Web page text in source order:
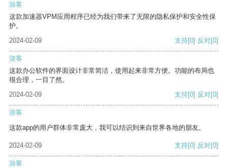
游客
这款加速器VPM应用程序已经为我们带来了无限的隐私保护和安全性保
护。
2024-02-09
支持[0] 反对[0]
游客
这款办公软件的界面设计非常简洁，使用起来非常方便。功能的布局也
很合理，一目了然。
2024-02-09
支持[0] 反对[0]
游客
这款app的用户群体非常庞大，我可以结识到来自世界各地的朋友。
2024-02-09 支持[0] 反对[0]
游客